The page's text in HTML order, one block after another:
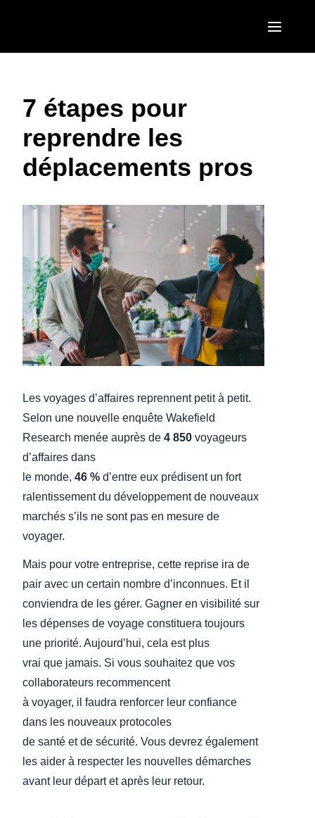
Canada (English)
Canada (Français)
Brasil (Português)
EUROPE
United Kingdom (English)
France (Français)
Italia (Italiano)
Nederlands (English)
Sweden (English)
Denmark (English)
Finland (English)
España (Español)
Norway (English)
ASIA PACIFIC
Australia (English)
India (English)
日本（日本語)
Singapore (English)
7 étapes pour
reprendre les
déplacements pros
Les voyages d’affaires reprennent petit à petit.
Selon une nouvelle enquête Wakefield
Research menée auprès de 4 850 voyageurs
d’affaires dans
le monde, 46 % d’entre eux prédisent un fort
ralentissement du développement de nouveaux
marchés s’ils ne sont pas en mesure de
voyager.
Mais pour votre entreprise, cette reprise ira de
pair avec un certain nombre d’inconnues. Et il
conviendra de les gérer. Gagner en visibilité sur
les dépenses de voyage constituera toujours
une priorité. Aujourd’hui, cela est plus
vrai que jamais. Si vous souhaitez que vos
collaborateurs recommencent
à voyager, il faudra renforcer leur confiance
dans les nouveaux protocoles
de santé et de sécurité. Vous devrez également
les aider à respecter les nouvelles démarches
avant leur départ et après leur retour.